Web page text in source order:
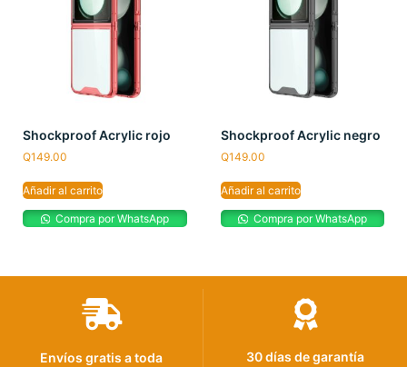
Shockproof Acrylic rojo
Q149.00
Añadir al carrito
Compra por WhatsApp
Shockproof Acrylic negro
Q149.00
Añadir al carrito
Compra por WhatsApp
Envíos gratis a toda
30 días de garantía